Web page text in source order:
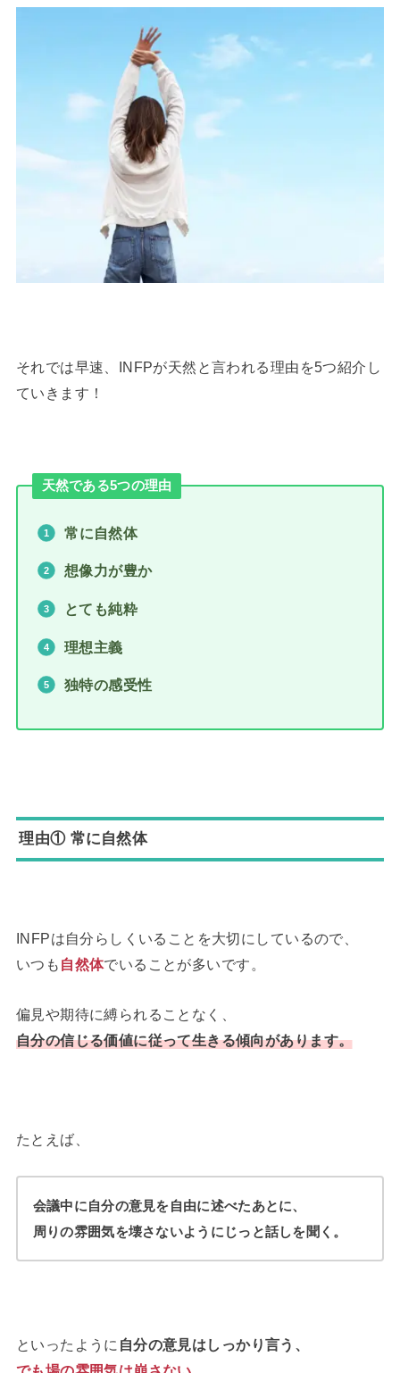
それでは早速、INFPが天然と言われる理由を5つ紹介し
ていきます！
天然である5つの理由
常に自然体
想像力が豊か
とても純粋
理想主義
独特の感受性
理由① 常に自然体
INFPは自分らしくいることを大切にしているので、
いつも 自然体でいることが多いです。
偏見や期待に縛られることなく、
自分の信じる価値に従って生きる傾向があります。
たとえば、
会議中に自分の意見を自由に述べたあとに、
周りの雰囲気を壊さないようにじっと話しを聞く。
といったように 自分の意見はしっかり言う、